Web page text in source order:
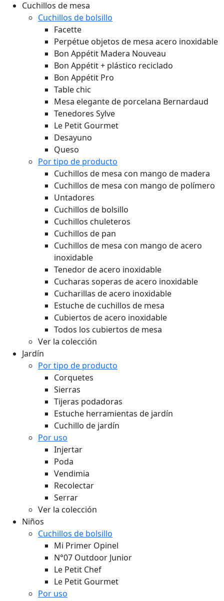
Cuchillos de mesa
Cuchillos de bolsillo
Facette
Perpétue objetos de mesa acero inoxidable
Bon Appétit Madera Nouveau
Bon Appétit + plástico reciclado
Bon Appétit Pro
Table chic
Mesa elegante de porcelana Bernardaud
Tenedores Sylve
Le Petit Gourmet
Desayuno
Queso
Por tipo de producto
Cuchillos de mesa con mango de madera
Cuchillos de mesa con mango de polímero
Untadores
Cuchillos de bolsillo
Cuchillos chuleteros
Cuchillos de pan
Cuchillos de mesa con mango de acero
inoxidable
Tenedor de acero inoxidable
Cucharas soperas de acero inoxidable
Cucharillas de acero inoxidable
Estuche de cuchillos de mesa
Cubiertos de acero inoxidable
Todos los cubiertos de mesa
Ver la colección
Jardín
Por tipo de producto
Corquetes
Sierras
Tijeras podadoras
Estuche herramientas de jardín
Cuchillo de jardín
Por uso
Injertar
Poda
Vendimia
Recolectar
Serrar
Ver la colección
Niños
Cuchillos de bolsillo
Mi Primer Opinel
N°07 Outdoor Junior
Le Petit Chef
Le Petit Gourmet
Por uso